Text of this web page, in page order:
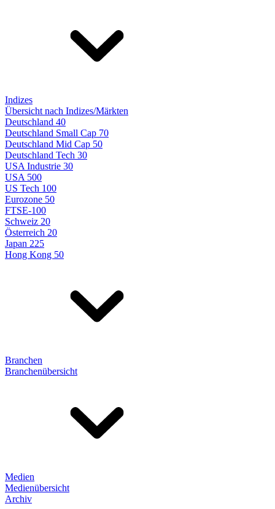
Indizes
Übersicht nach Indizes/Märkten
Deutschland 40
Deutschland Small Cap 70
Deutschland Mid Cap 50
Deutschland Tech 30
USA Industrie 30
USA 500
US Tech 100
Eurozone 50
FTSE-100
Schweiz 20
Österreich 20
Japan 225
Hong Kong 50
Branchen
Branchenübersicht
Medien
Medienübersicht
Archiv